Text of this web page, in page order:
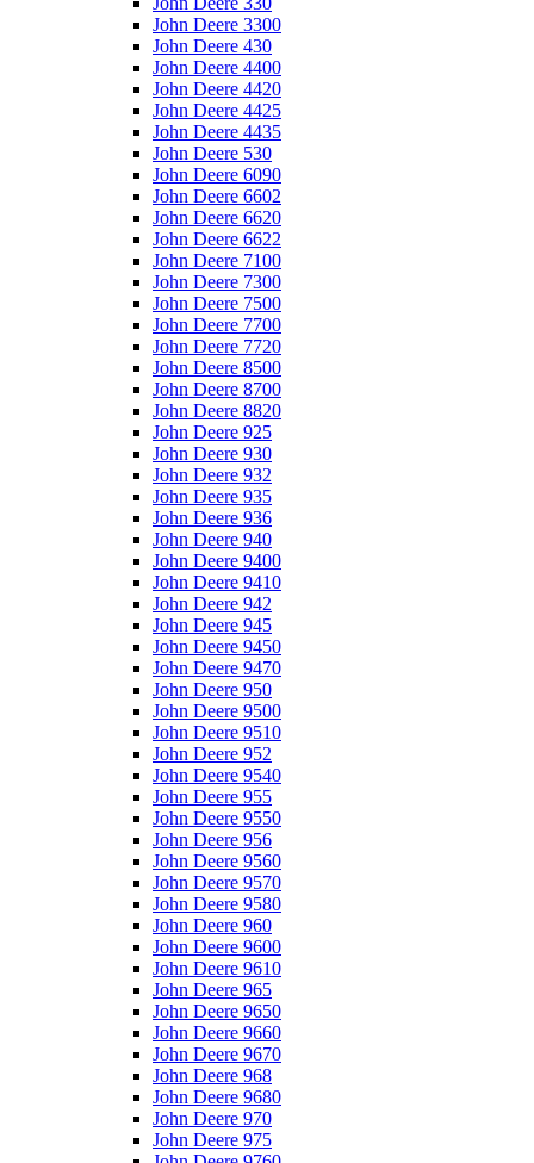
John Deere 3300
John Deere 430
John Deere 4400
John Deere 4420
John Deere 4425
John Deere 4435
John Deere 530
John Deere 6090
John Deere 6602
John Deere 6620
John Deere 6622
John Deere 7100
John Deere 7300
John Deere 7500
John Deere 7700
John Deere 7720
John Deere 8500
John Deere 8700
John Deere 8820
John Deere 925
John Deere 930
John Deere 932
John Deere 935
John Deere 936
John Deere 940
John Deere 9400
John Deere 9410
John Deere 942
John Deere 945
John Deere 9450
John Deere 9470
John Deere 950
John Deere 9500
John Deere 9510
John Deere 952
John Deere 9540
John Deere 955
John Deere 9550
John Deere 956
John Deere 9560
John Deere 9570
John Deere 9580
John Deere 960
John Deere 9600
John Deere 9610
John Deere 965
John Deere 9650
John Deere 9660
John Deere 9670
John Deere 968
John Deere 9680
John Deere 970
John Deere 975